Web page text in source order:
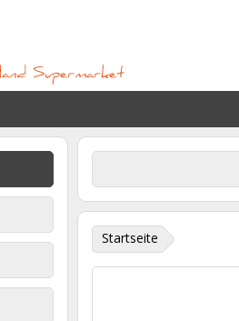
Startseite